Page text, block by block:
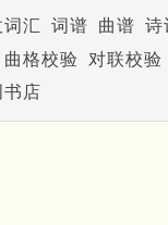
词汇 词谱 曲谱 诗
曲格校验 对联校验
书店